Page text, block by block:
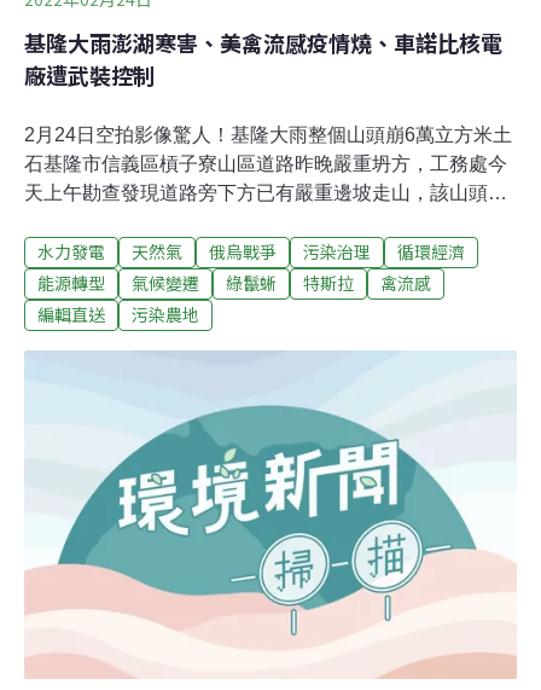
基隆大雨澎湖寒害、美禽流感疫情燒、車諾比核電
廠遭武裝控制
2月24日空拍影像驚人！基隆大雨整個山頭崩6萬立方米土
石基隆市信義區槓子寮山區道路昨晚嚴重坍方，工務處今
天上午勘查發現道路旁下方已有嚴重邊坡走山，該山頭以
雨飽含水份才會整個垮下。影響道路長度約80公尺、寬度
40公尺、深度約24公尺，下方公園全被掩埋，多個貨櫃被
衝到下方，現場還有土石仍有持續滑落，幸無人員傷亡。
（聯合報報導）減排放、增節能 新北三焚化廠陸續整建新
並去除戴奧辛，包括氮氧化物、硫氧化物、一氧化碳及反
應灰減量皆減少排放，並增設節能裝置，使焚化廠的運作
更為環保。未來八里垃圾焚化廠整建，也將打造「焚化廠
AI智慧管理平台」，提升垃圾處理品質與效能。（聯合報
報導）
水力發電 天然氣 俄烏戰爭 污染治理
循環經濟
能源轉型
氣候變遷 綠鬣蜥 特斯拉
禽流感
編輯直送
污染農地